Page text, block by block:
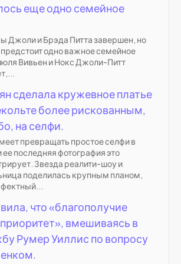
еще одно семейное
Джоли и Брэда Питта завершен, но
одно важное семейное
Вивьен и Нокс Джоли-Питт
сделала кружевное платье
более рискованным,
на селфи.
превращать простое селфи в
последняя фотография это
Звезда реалити-шоу и
поделилась крупным планом,
что «благополучие
вмешиваясь в
Румер Уиллис по вопросу